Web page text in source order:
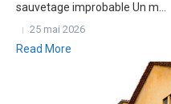
sauvetage improbable Un m...
25 mai 2026
Read More